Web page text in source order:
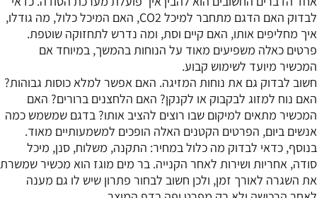
לבדוק האם הדגם מתחבר למיכל CO2, האם המיכל כלול, מה גודלו,
איך מחליפים אותו, האם קיים וסת, ומה נדרש לתחזוקה שוטפת.
פרטים כאלה משפיעים מאוד על הנוחות בהמשך, במיוחד אם
המכשיר מיועד לשימוש קבוע.
חשוב לבדוק גם את נוחות המזיגה. האם אפשר למלא כוסות גבוהות?
האם נוח למזוג לבקבוק או לקנקן? האם הלחצנים ברורים? האם
המכשיר מתאים למיקום שבו רוצים להציב אותו? בדגם שמשמש כמה
אנשים ביום, הפרטים הקטנים האלה הופכים למשמעותיים מאוד.
בנוסף, כדאי לבדוק מה כלול במחיר: התקנה, משלוח, סנן, מיכל
סודה, אחריות ושירות לאחר הקנייה. בר מים מוגז הוא מכשיר שמשרת
את השגרה לאורך זמן, ולכן חשוב לבחור פתרון שיש לו גם מענה